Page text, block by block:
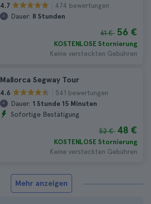
4.7
474 bewertungen
Dauer: 8 Stunden
61 € 56 €
KOSTENLOSE Stornierung
Keine versteckten Gebühren
Mallorca Segway Tour
4.6
541 bewertungen
Dauer: 1 Stunde 15 Minuten
Sofortige Bestätigung
52 € 48 €
KOSTENLOSE Stornierung
Keine versteckten Gebühren
Mehr anzeigen